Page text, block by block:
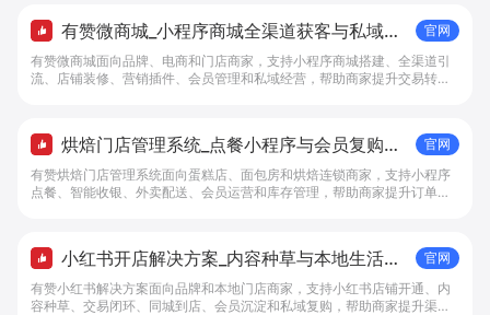
有赞微商城_小程序商城全渠道获客与私域复
购工具 - 做生意, 找有赞
官网
有赞微商城面向品牌、电商和门店商家，支持小程序商城搭建、全渠道引
流、店铺装修、营销插件、会员管理和私域经营，帮助商家提升交易转化
烘焙门店管理系统_点餐小程序与会员复购工
具 - 做生意, 找有赞
官网
有赞烘焙门店管理系统面向蛋糕店、面包房和烘焙连锁商家，支持小程序
点餐、智能收银、外卖配送、会员运营和库存管理，帮助商家提升订单转
小红书开店解决方案_内容种草与本地生活转
化工具 - 做生意, 找有赞
官网
有赞小红书解决方案面向品牌和本地门店商家，支持小红书店铺开通、内
容种草、交易闭环、同城到店、会员沉淀和私域复购，帮助商家提升渠道